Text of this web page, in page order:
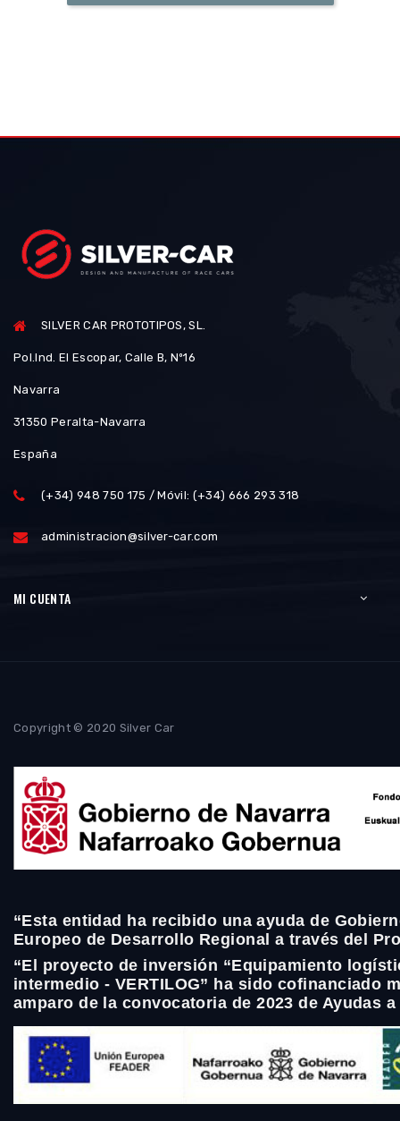
SILVER CAR PROTOTIPOS, SL.
Pol.Ind. El Escopar, Calle B, Nº16
Navarra
31350 Peralta-Navarra
España
(+34) 948 750 175 / Móvil: (+34) 666 293 318
administracion@silver-car.com
MI CUENTA
Copyright © 2020 Silver Car
“Esta entidad ha recibido una ayuda de
Europeo de Desarrollo Regional a través del
“El proyecto de inversión “Equipamiento
intermedio - VERTILOG” ha sido cofinanciado
amparo de la convocatoria de 2023 de Ayudas